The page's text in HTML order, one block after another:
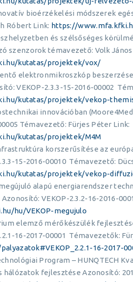
bioérzékelési módszerek
Róbert Link: https://
és szélsőséges
szenzorok témavezető: Volk János
kutatas/projektek/vox/
elektronmikroszkóp
VEKOP-2.3.3-15-2016-00002
kutatas/projektek/vekop-
innovációban
Témavezető: Fürjes Péter Link:
kutatas/projektek/M4M
korszerűsítése az
15-2016-00010 Témavezető:
kutatas/projektek/vekop-
alapú energiarendszer
VEKOP-2.3.2-16-2016-
hu/VEKOP-megujulo
elemző mérőkészülék
16-2017-00001 Témavezetők:
16-2017-
Program – HUNQTECH
fejlesztése Azonosító: